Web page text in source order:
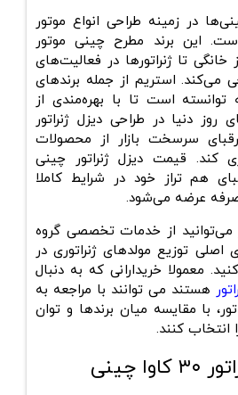
در زمینه طراحی انواع موتور
این برند مطرح چینی موتور
تا ژنراتور‌ها در فعالیت‌های
می‌کند. استریم از جمله برندهای
است تا با بهره‌مندی از
روز دنیا در طراحی دیزل ژنراتور
سرسخت بازار از محصولات
کند. قیمت دیزل ژنراتور چینی
هم تراز خود در شرایط کاملا
عرضه می‌شود.
می‌توانید از خدمات تخصصی گروه
اصلی توزیع مولدهای ژنراتوری در
معمولا خریدارانی که به دنبال
هستند می توانند با مراجعه به
با مقایسه میان برندها و توان
انتخاب کنند.
چینی